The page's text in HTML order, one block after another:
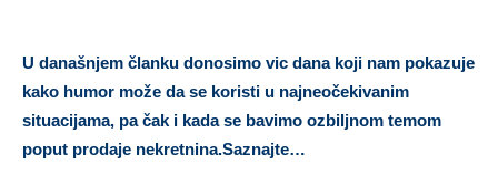
U današnjem članku donosimo vic dana koji nam pokazuje
kako humor može da se koristi u najneočekivanim
situacijama, pa čak i kada se bavimo ozbiljnom temom
poput prodaje nekretnina.Saznajte…